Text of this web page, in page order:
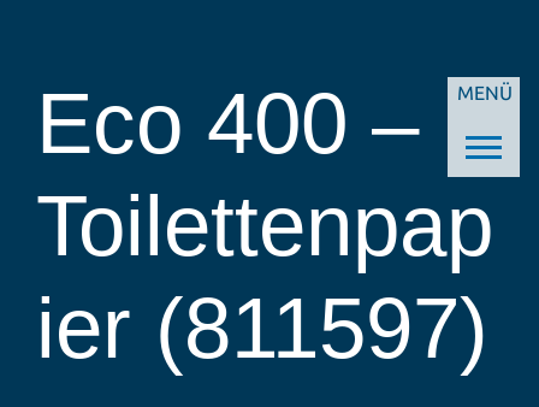
MENÜ
Eco 400 –
Toilettenpap
ier (811597)